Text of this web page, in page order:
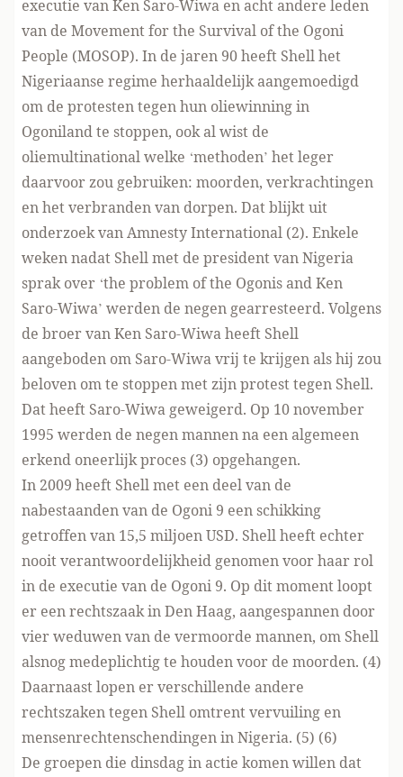
executie van Ken Saro-Wiwa en acht andere leden
van de Movement for the Survival of the Ogoni
People (MOSOP). In de jaren 90 heeft Shell het
Nigeriaanse regime herhaaldelijk aangemoedigd
om de protesten tegen hun oliewinning in
Ogoniland te stoppen, ook al wist de
oliemultinational welke ‘methoden’ het leger
daarvoor zou gebruiken: moorden, verkrachtingen
en het verbranden van dorpen. Dat blijkt uit
onderzoek van Amnesty International (2). Enkele
weken nadat Shell met de president van Nigeria
sprak over ‘the problem of the Ogonis and Ken
Saro-Wiwa’ werden de negen gearresteerd. Volgens
de broer van Ken Saro-Wiwa heeft Shell
aangeboden om Saro-Wiwa vrij te krijgen als hij zou
beloven om te stoppen met zijn protest tegen Shell.
Dat heeft Saro-Wiwa geweigerd. Op 10 november
1995 werden de negen mannen na een algemeen
erkend oneerlijk proces (3) opgehangen.
In 2009 heeft Shell met een deel van de
nabestaanden van de Ogoni 9 een schikking
getroffen van 15,5 miljoen USD. Shell heeft echter
nooit verantwoordelijkheid genomen voor haar rol
in de executie van de Ogoni 9. Op dit moment loopt
er een rechtszaak in Den Haag, aangespannen door
vier weduwen van de vermoorde mannen, om Shell
alsnog medeplichtig te houden voor de moorden. (4)
Daarnaast lopen er verschillende andere
rechtszaken tegen Shell omtrent vervuiling en
mensenrechtenschendingen in Nigeria. (5) (6)
De groepen die dinsdag in actie komen willen dat